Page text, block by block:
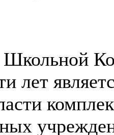
лет